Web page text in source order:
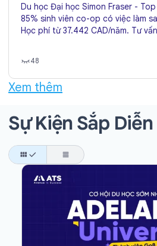
Du học Đại học Simon Fraser -
85% sinh viên co-op có việc làm
Học phí từ 37.442 CAD/năm. Tư
48
Xem thêm
Sự Kiện Sắp Diễn